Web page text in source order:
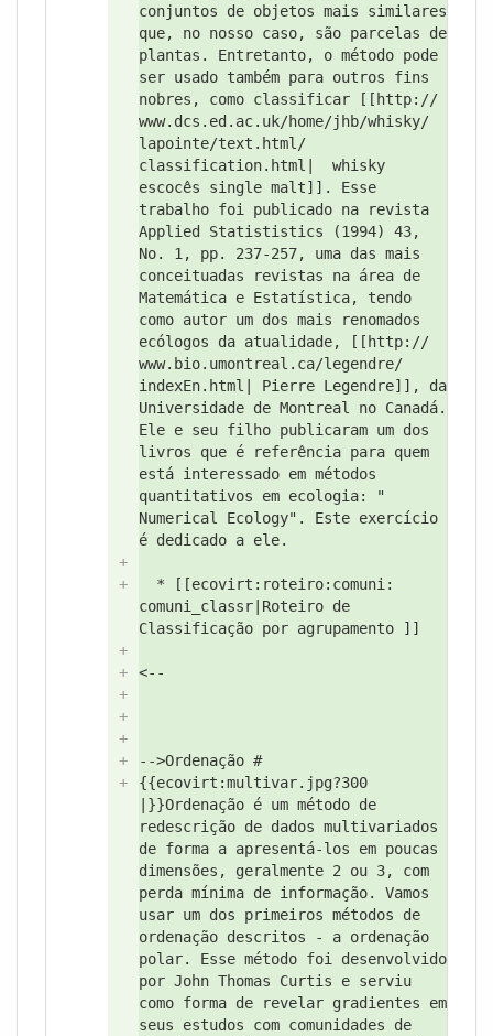
conjuntos de objetos mais similares
que, no nosso caso, são parcelas de
plantas. Entretanto, o método pode
ser usado também para outros fins
nobres, como classificar [[http://
www.dcs.ed.ac.uk/home/jhb/whisky/
lapointe/text.html/
classification.html|
whisky
escocês single malt]]. Esse
trabalho foi publicado na revista
Applied Statististics (1994) 43,
No. 1, pp. 237-257, uma das mais
conceituadas revistas na área de
Matemática e Estatística,
tendo
como autor um dos mais renomados
ecólogos da atualidade, [[http://
www.bio.umontreal.ca/legendre/
indexEn.html| Pierre Legendre]], da
Universidade de Montreal no Canadá.
Ele e seu filho publicaram um dos
livros que é referência para quem
está interessado em métodos
quantitativos em ecologia: "
Numerical Ecology" . Este exercício
é dedicado a ele.
+
+
* [[ecovirt: roteiro: comuni:
comuni_classr|Roteiro de
Classificação por agrupamento ]]
+
+
<--
+
+
+
+
-->Ordenação #
+
{{ecovirt:multivar.jpg?300
|}}Ordenação é um método de
redescrição de dados multivariados
de forma a apresentá-los em poucas
dimensões, geralmente 2 ou 3, com
perda mínima de informação. Vamos
usar um dos primeiros métodos de
ordenação descritos - a ordenação
polar. Esse método foi desenvolvido
por John Thomas Curtis e serviu
como forma de revelar gradientes em
seus estudos com comunidades de